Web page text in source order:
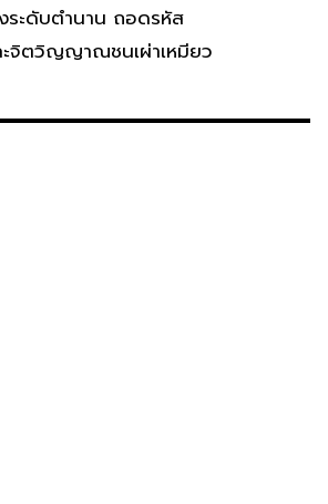
ระดับตำนาน ถอดรหัส
ะจิตวิญญาณชนเผ่าเหมียว